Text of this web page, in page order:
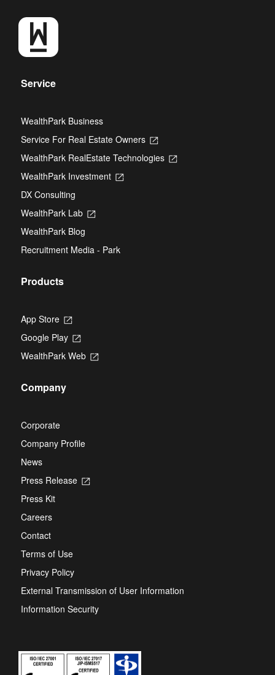
Service
WealthPark Business
Service For Real Estate Owners
Opens
a
WealthPark RealEstate Technologies
Opens
WealthPark Investment
Opens
DX Consulting
WealthPark Lab
Opens
new
tab
WealthPark Blog
Recruitment Media - Park
Products
App Store
Opens
a
new
tab
Google Play
Opens
a
WealthPark Web
Opens
Company
Corporate
Company Profile
News
Press Release
Opens
Press Kit
Careers
Contact
Terms of Use
Privacy Policy
External Transmission of User Information
Information Security